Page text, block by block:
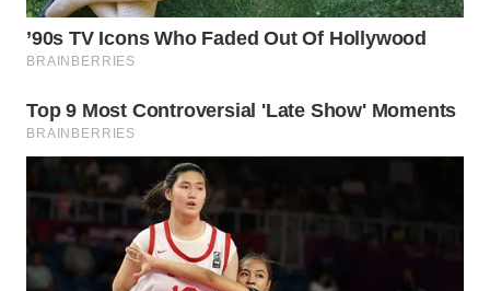
WN
SURABAYA
WN
NATUNA
BINTAN
MANDALIKA